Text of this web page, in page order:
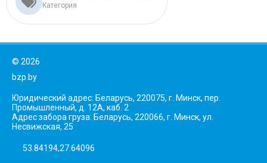
Категория
© 2026
bzp.by
Юридический адрес: Беларусь, 220075, г. Минск, пер.
Промышленный, д. 12А, каб. 2
Адрес забора груза: Беларусь, 220066, г. Минск, ул.
Несвижская, 25
53.84194,27.64096